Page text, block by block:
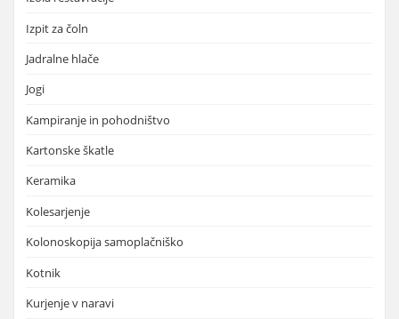
Izpit za čoln
Jadralne hlače
Jogi
Kampiranje in pohodništvo
Kartonske škatle
Keramika
Kolesarjenje
Kolonoskopija samoplačniško
Kotnik
Kurjenje v naravi